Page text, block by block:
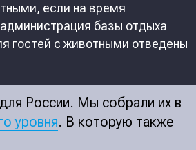
если на время
базы отдыха
гостей с животными отведены
России. Мы собрали их в
уровня. В которую также